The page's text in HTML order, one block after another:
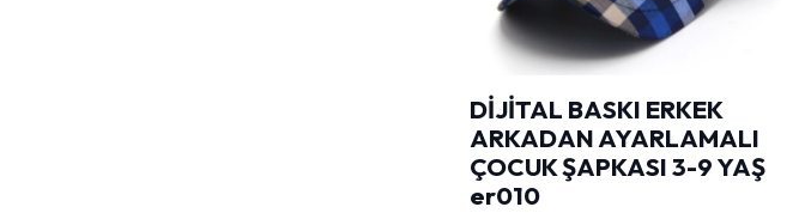
DİJİTAL BASKI ERKEK
ARKADAN AYARLAMALI
ÇOCUK ŞAPKASI 3-9 YAŞ
er010